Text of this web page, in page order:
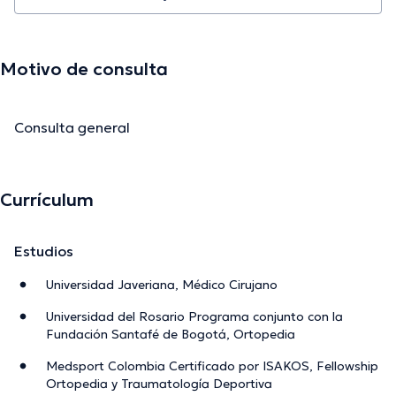
Motivo de consulta
Consulta general
Currículum
Estudios
Universidad Javeriana, Médico Cirujano
Universidad del Rosario Programa conjunto con la
Fundación Santafé de Bogotá, Ortopedia
Medsport Colombia Certificado por ISAKOS, Fellowship
Ortopedia y Traumatología Deportiva